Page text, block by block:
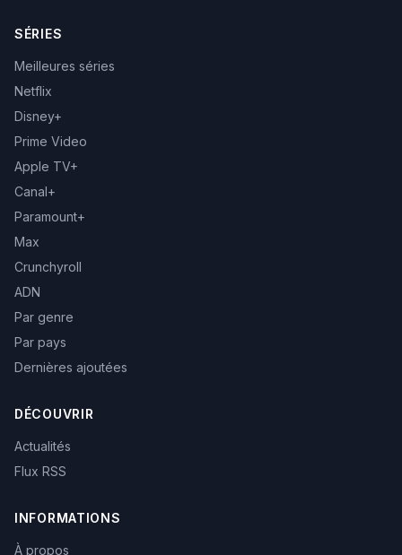
SÉRIES
Meilleures séries
Netflix
Disney+
Prime Video
Apple TV+
Canal+
Paramount+
Max
Crunchyroll
ADN
Par genre
Par pays
Dernières ajoutées
DÉCOUVRIR
Actualités
Flux RSS
INFORMATIONS
À propos